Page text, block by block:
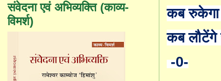
कब रुकेगा
कब लौटेंगे
-0-
संवेदना एवं अभिव्यक्ति (काव्य-
विमर्श)